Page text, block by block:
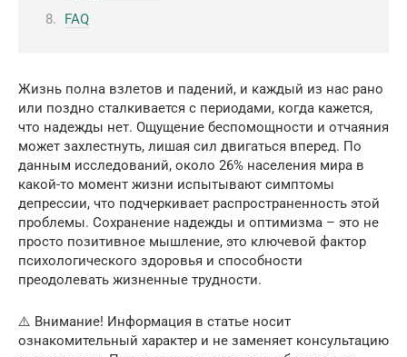
FAQ
Жизнь полна взлетов и падений, и каждый из нас рано
или поздно сталкивается с периодами, когда кажется,
что надежды нет. Ощущение беспомощности и отчаяния
может захлестнуть, лишая сил двигаться вперед. По
данным исследований, около 26% населения мира в
какой-то момент жизни испытывают симптомы
депрессии, что подчеркивает распространенность этой
проблемы. Сохранение надежды и оптимизма – это не
просто позитивное мышление, это ключевой фактор
психологического здоровья и способности
преодолевать жизненные трудности.
⚠️ Внимание! Информация в статье носит
ознакомительный характер и не заменяет консультацию